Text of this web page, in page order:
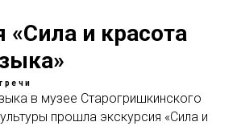
«Сила и красота
в музее Старогришкинского
прошла экскурсия «Сила и